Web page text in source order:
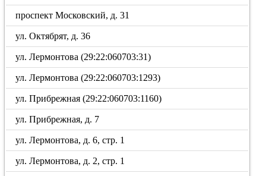
проспект Московский, д. 31
ул. Октябрят, д. 36
ул. Лермонтова (29:22:060703:31)
ул. Лермонтова (29:22:060703:1293)
ул. Прибрежная (29:22:060703:1160)
ул. Прибрежная, д. 7
ул. Лермонтова, д. 6, стр. 1
ул. Лермонтова, д. 2, стр. 1